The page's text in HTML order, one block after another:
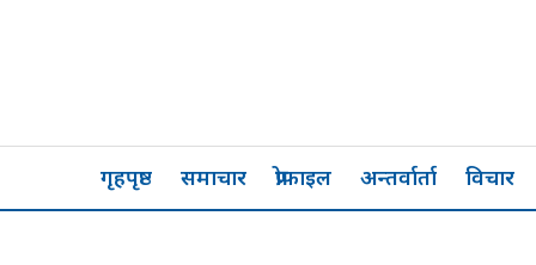
गृहपृष्ठ समाचार प्रोफाइल अन्तर्वार्ता विचार